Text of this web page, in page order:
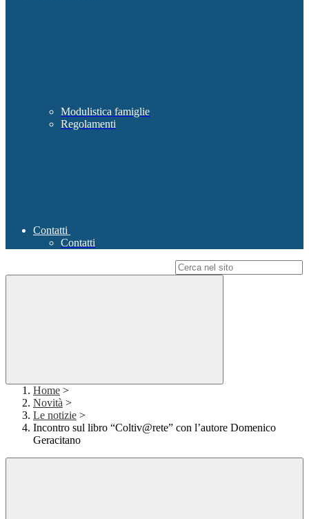
Modulistica famiglie
Regolamenti
Contatti
Contatti
Home >
Novità >
Le notizie >
Incontro sul libro “Coltiv@rete” con l’autore Domenico
Geracitano